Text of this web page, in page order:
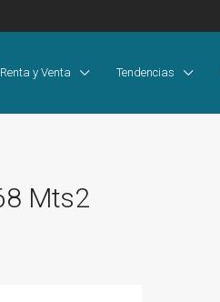
Renta y Venta Tendencias
Mts2